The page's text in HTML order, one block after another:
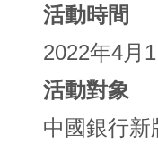
活動時間
2022年4月
活動對象
中國銀行新